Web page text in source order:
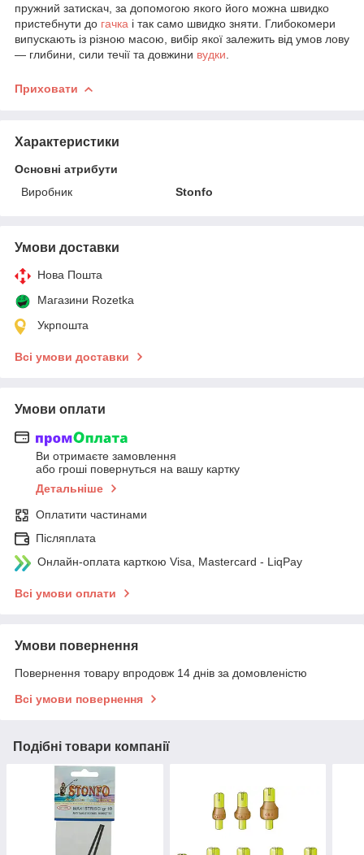
пружний затискач, за допомогою якого його можна швидко
пристебнути до гачка і так само швидко зняти. Глибокомери
випускають із різною масою, вибір якої залежить від умов лову
— глибини, сили течії та довжини вудки
Приховати
Характеристики
Основні атрибути
Виробник
Stonfo
Умови доставки
Нова Пошта
Магазини Rozetka
Укрпошта
Всі умови доставки
Умови оплати
Ви отримаєте замовлення
або гроші повернуться на вашу картку
Детальніше
Оплатити частинами
Післяплата
Онлайн-оплата карткою Visa, Mastercard - LiqPay
Всі умови оплати
Умови повернення
Повернення товару впродовж 14 днів за домовленістю
Всі умови повернення
Подібні товари компанії